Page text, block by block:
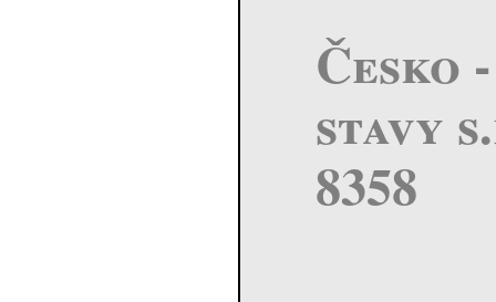
Česko
stavy
8358